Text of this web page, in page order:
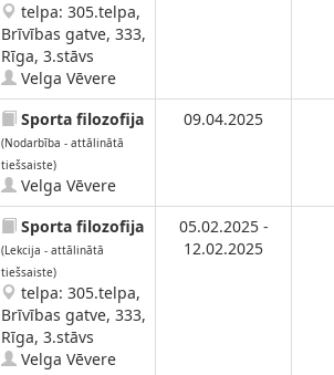
telpa: 305.telpa,
Brīvības gatve, 333,
Rīga, 3.stāvs
Velga Vēvere
Sporta filozofija
(Nodarbība - attālinātā
tiešsaiste)
Velga Vēvere
09.04.2025
Sporta filozofija
(Lekcija - attālinātā
tiešsaiste)
telpa: 305.telpa,
Brīvības gatve, 333,
Rīga, 3.stāvs
Velga Vēvere
05.02.2025 -
12.02.2025